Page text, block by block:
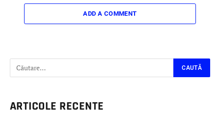
ADD A COMMENT
ARTICOLE RECENTE